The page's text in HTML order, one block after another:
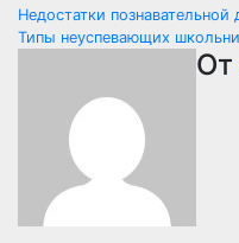
Навигация
записям
Недостатки познавательной
Типы неуспевающих
От